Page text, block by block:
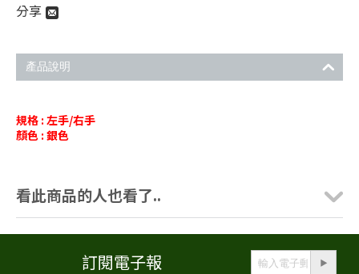
分享
產品說明
規格 : 左手/右手
顏色 : 銀色
看此商品的人也看了..
訂閱電子報